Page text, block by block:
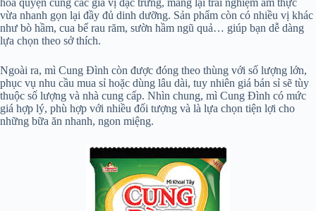
vừa nhanh gọn lại đầy đủ dinh dưỡng. Sản phẩm còn có nhiều vị khác
như bò hầm, cua bể rau răm, sườn hầm ngũ quả… giúp bạn dễ dàng
lựa chọn theo sở thích.
Ngoài ra, mì Cung Đình còn được đóng theo thùng với số lượng lớn,
phục vụ nhu cầu mua sỉ hoặc dùng lâu dài, tuy nhiên giá bán sỉ sẽ tùy
thuộc số lượng và nhà cung cấp. Nhìn chung, mì Cung Đình có mức
giá hợp lý, phù hợp với nhiều đối tượng và là lựa chọn tiện lợi cho
những bữa ăn nhanh, ngon miệng.